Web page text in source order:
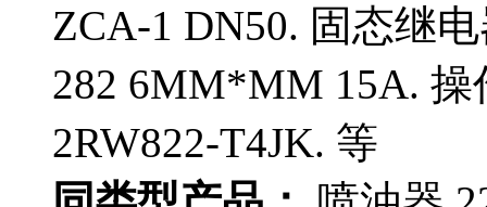
ZCA-1 DN50. 固态继
282 6MM*MM 15A.
2RW822-T4JK. 等